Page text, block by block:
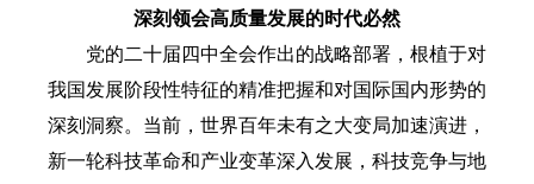
深刻领会高质量发展的时代必然
党的二十届四中全会作出的战略部署，根植于对
我国发展阶段性特征的精准把握和对国际国内形势的
深刻洞察。当前，世界百年未有之大变局加速演进，
新一轮科技革命和产业变革深入发展，科技竞争与地